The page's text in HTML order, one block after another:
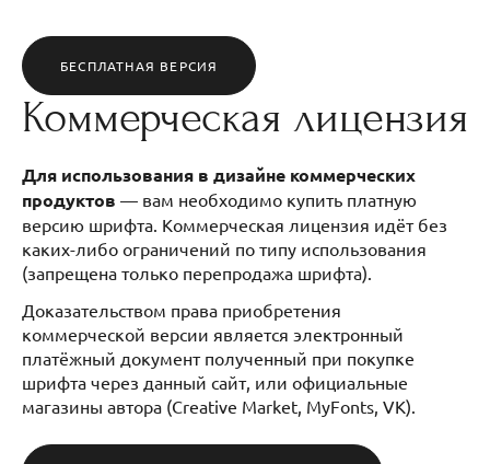
БЕСПЛАТНАЯ ВЕРСИЯ
Коммерческая лицензия
Для использования в дизайне коммерческих
продуктов — вам необходимо купить платную
версию шрифта. Коммерческая лицензия идёт без
каких-либо ограничений по типу использования
(запрещена только перепродажа шрифта).
Доказательством права приобретения
коммерческой версии является электронный
платёжный документ полученный при покупке
шрифта через данный сайт, или официальные
магазины автора (Creative Market, MyFonts, VK).